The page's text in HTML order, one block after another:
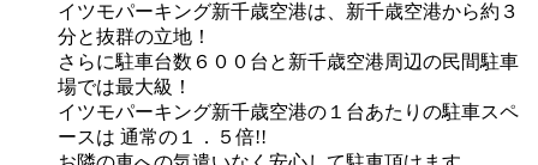
イツモパーキング新千歳空港は、新千歳空港から約３
分と抜群の立地！
さらに駐車台数６００台と新千歳空港周辺の民間駐車
場では最大級！
イツモパーキング新千歳空港の１台あたりの駐車スペ
ースは 通常の１．５倍!!